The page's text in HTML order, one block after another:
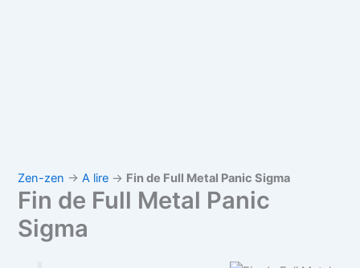
Zen-zen →A lire → Fin de Full Metal Panic Sigma
Fin de Full Metal Panic
Sigma